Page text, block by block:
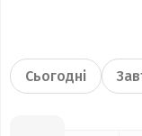
Сьогодні